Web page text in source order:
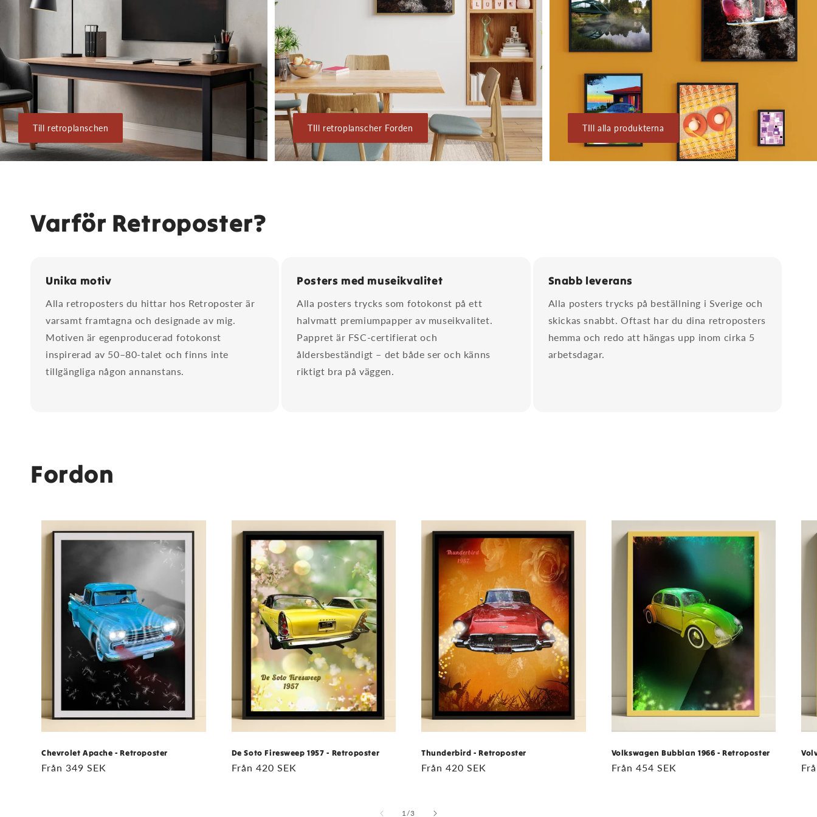
Till retroplanschen TIll retroplanscher Forden TIll alla produkterna
Varför Retroposter?
Unika motiv
Alla retroposters du hittar hos Retroposter är
varsamt framtagna och designade av mig.
Motiven är egenproducerad fotokonst
inspirerad av 50–80-talet och finns inte
tillgängliga någon annanstans.
Posters med museikvalitet
Alla posters trycks som fotokonst på ett
halvmatt premiumpapper av museikvalitet.
Pappret är FSC-certifierat och
åldersbeständigt – det både ser och känns
riktigt bra på väggen.
Snabb leverans
Alla posters trycks på beställning i Sverige och
skickas snabbt. Oftast har du dina retroposters
hemma och redo att hängas upp inom cirka 5
arbetsdagar.
Fordon
Chevrolet Apache - Retroposter
Ordinarie
Från 349 SEK
De Soto Firesweep 1957 - Retroposter
Ordinarie
Från 420 SEK
Thunderbird - Retroposter
Ordinarie
Från 420 SEK
Volkswagen Bubblan 1966 - Retroposter
Ordinarie
Från 454 SEK
1/av
3